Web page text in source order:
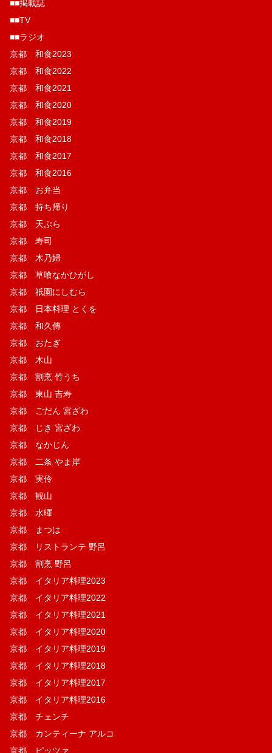
■■掲載誌
■■TV
■■ラジオ
京都 和食2023
京都 和食2022
京都 和食2021
京都 和食2020
京都 和食2019
京都 和食2018
京都 和食2017
京都 和食2016
京都 お弁当
京都 持ち帰り
京都 天ぷら
京都 寿司
京都 木乃婦
京都 草喰なかひがし
京都 祇園にしむら
京都 日本料理 とくを
京都 和久傳
京都 おたぎ
京都 木山
京都 割烹 竹うち
京都 東山 吉寿
京都 ごだん 宮ざわ
京都 じき 宮ざわ
京都 なかじん
京都 二条 やま岸
京都 実伶
京都 観山
京都 水暉
京都 まつは
京都 リストランテ 野呂
京都 割烹 野呂
京都 イタリア料理2023
京都 イタリア料理2022
京都 イタリア料理2021
京都 イタリア料理2020
京都 イタリア料理2019
京都 イタリア料理2018
京都 イタリア料理2017
京都 イタリア料理2016
京都 チェンチ
京都 カンティーナ アルコ
京都 ピッツァ